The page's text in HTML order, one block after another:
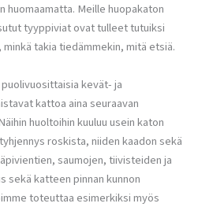
huomaamatta. Meille huopakaton
tyyppiviat ovat tulleet tutuiksi
takia tiedämmekin, mitä etsiä.
kevät- ja
kattoa aina seuraavan
huoltoihin kuuluu usein katon
roskista, niiden kaadon sekä
saumojen, tiivisteiden ja
sekä katteen pinnan kunnon
toteuttaa esimerkiksi myös